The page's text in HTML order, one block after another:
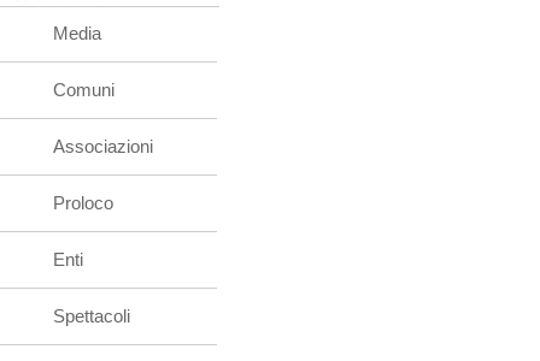
Media
Comuni
Associazioni
Proloco
Enti
Spettacoli